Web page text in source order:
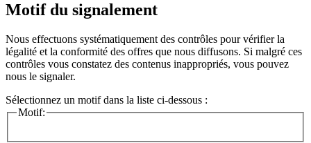
Motif du signalement
Nous effectuons systématiquement des contrôles pour vérifier la
légalité et la conformité des offres que nous diffusons. Si malgré ces
contrôles vous constatez des contenus inappropriés, vous pouvez
nous le signaler.
Sélectionnez un motif dans la liste ci-dessous :
Motif: